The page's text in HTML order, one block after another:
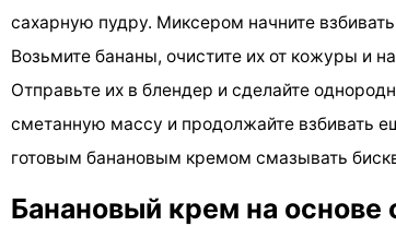
сахарную пудру. Миксером начните
Возьмите бананы, очистите их от кожуры и
Отправьте их в блендер и сделайте
сметанную массу и продолжайте взбивать
готовым банановым кремом смазывать
Банановый крем на основе